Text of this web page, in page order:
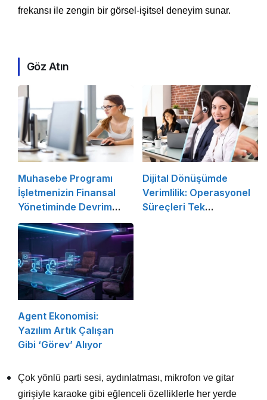
frekansı ile zengin bir görsel-işitsel deneyim sunar.
Göz Atın
Muhasebe Programı
İşletmenizin Finansal
Yönetiminde Devrim
Yaratacak Çözüm
Dijital Dönüşümde
Verimlilik: Operasyonel
Süreçleri Tek
Agent Ekonomisi:
Yazılım Artık Çalışan
Gibi ‘Görev’ Alıyor
Çok yönlü parti sesi, aydınlatması, mikrofon ve gitar
girişiyle karaoke gibi eğlenceli özelliklerle her yerde